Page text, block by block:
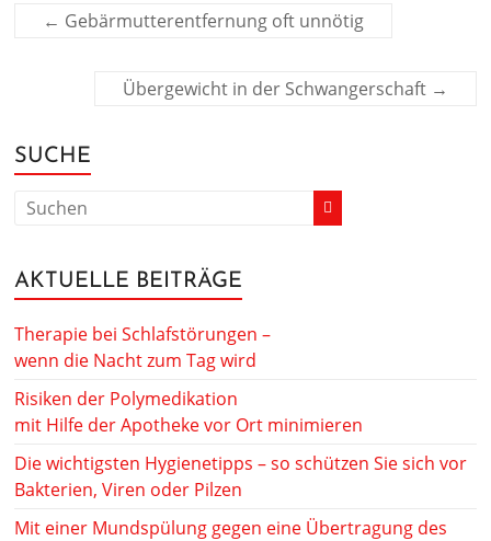
← Gebärmutterentfernung oft unnötig
Übergewicht in der Schwangerschaft →
SUCHE
AKTUELLE BEITRÄGE
Therapie bei Schlafstörungen –
wenn die Nacht zum Tag wird
Risiken der Polymedikation
mit Hilfe der Apotheke vor Ort minimieren
Die wichtigsten Hygienetipps – so schützen Sie sich vor
Bakterien, Viren oder Pilzen
Mit einer Mundspülung gegen eine Übertragung des